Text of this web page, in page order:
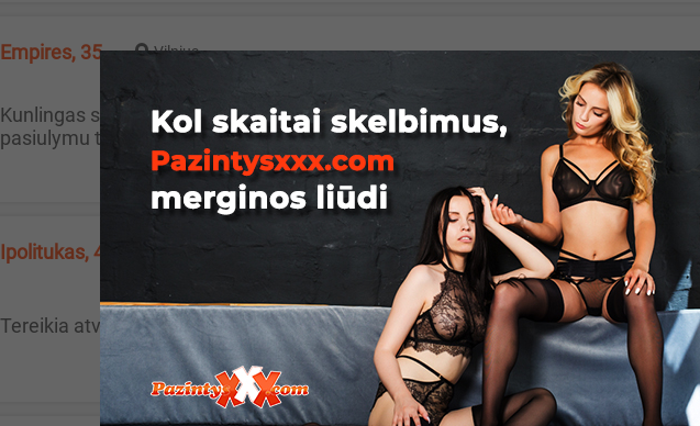
Empires, 35 Vilnius
Kunlingas su squart ant veido Noreciau merginos ar moters kunlingui su squirt ant veido bei laiminga pabaiga 69,laukiu
pasiulymu tik rimtu,vyrai nedomina.vilnius
Ipolitukas, 41
Tereikia atvykt i trakus,ir as tavo Bet kas